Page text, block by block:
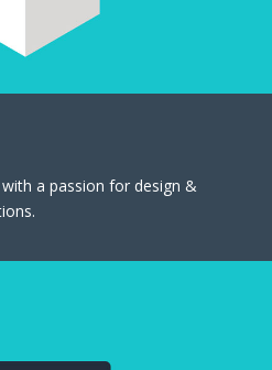
a passion for design &